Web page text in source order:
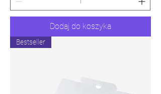
Dodaj do koszyka
Bestseller